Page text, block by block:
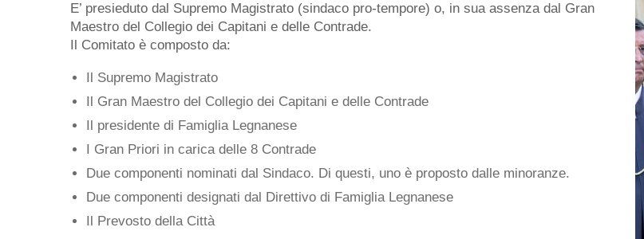
E’ presieduto dal Supremo Magistrato (sindaco pro-tempore) o, in sua assenza dal Gran
Maestro del Collegio dei Capitani e delle Contrade.
Il Comitato è composto da:
Il Supremo Magistrato
Il Gran Maestro del Collegio dei Capitani e delle Contrade
Il presidente di Famiglia Legnanese
I Gran Priori in carica delle 8 Contrade
Due componenti nominati dal Sindaco. Di questi, uno è proposto dalle minoranze.
Due componenti designati dal Direttivo di Famiglia Legnanese
Il Prevosto della Città